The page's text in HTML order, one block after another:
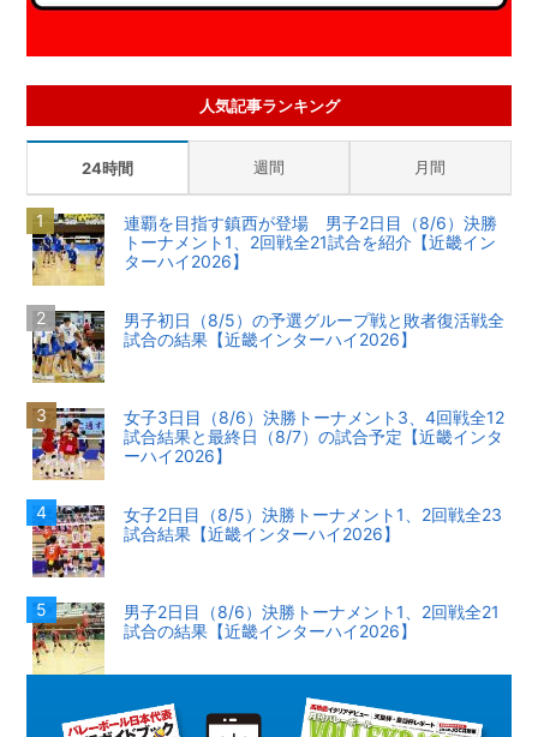
人気記事ランキング
24時間 週間 月間
連覇を目指す鎮西が登場 男子2日目（8/6）決勝
トーナメント1、2回戦全21試合を紹介【近畿イン
ターハイ2026】
男子初日（8/5）の予選グループ戦と敗者復活戦全
試合の結果【近畿インターハイ2026】
女子3日目（8/6）決勝トーナメント3、4回戦全12
試合結果と最終日（8/7）の試合予定【近畿インタ
ーハイ2026】
女子2日目（8/5）決勝トーナメント1、2回戦全23
試合結果【近畿インターハイ2026】
男子2日目（8/6）決勝トーナメント1、2回戦全21
試合の結果【近畿インターハイ2026】